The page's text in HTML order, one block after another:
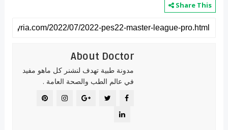
Share This
About Doctor
مدونة طبية تهدف لنشنر كل ماهو مفيد
في عالم الطب والصحة العامة .